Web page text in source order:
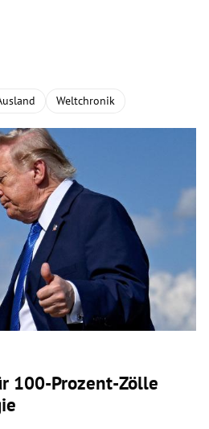
Weltchronik
100-Prozent-Zölle